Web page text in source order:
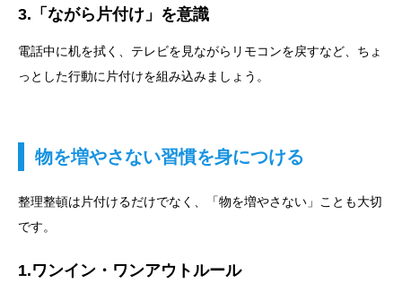
3.「ながら片付け」を意識
電話中に机を拭く、テレビを見ながらリモコンを戻すなど、ちょ
っとした行動に片付けを組み込みましょう。
物を増やさない習慣を身につける
整理整頓は片付けるだけでなく、「物を増やさない」ことも大切
です。
1.ワンイン・ワンアウトルール